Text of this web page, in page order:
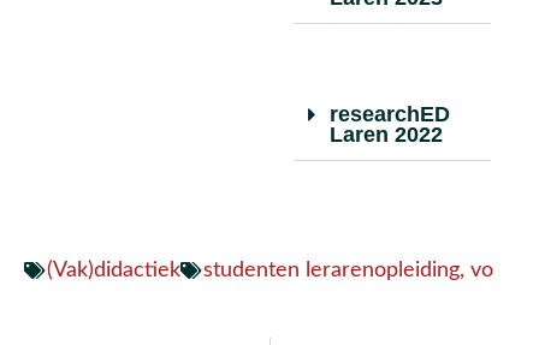
researchED
Laren 2022
(Vak)didactiek studenten lerarenopleiding, vo